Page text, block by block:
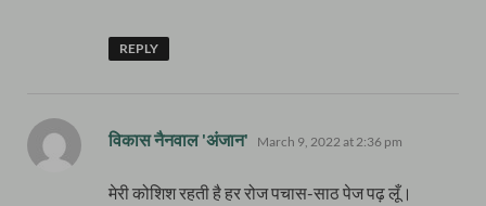
REPLY
विकास नैनवाल 'अंजान' says:
March 9, 2022 at 2:36 pm
मेरी कोशिश रहती है हर रोज पचास-साठ पेज पढ़ लूँ।